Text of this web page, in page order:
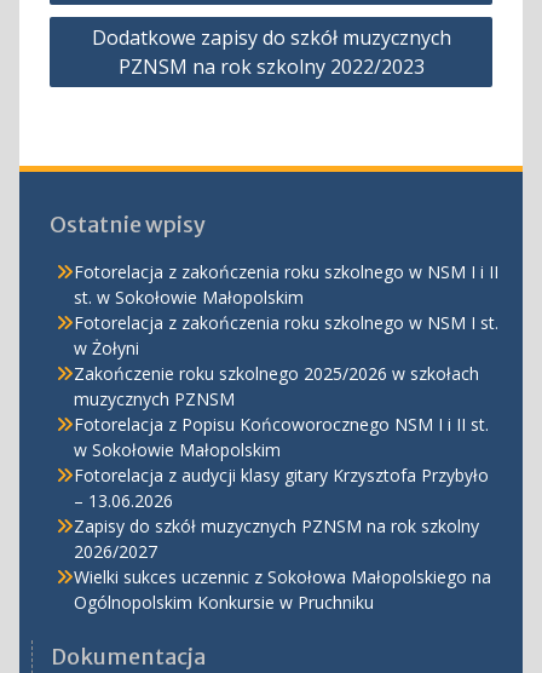
Dodatkowe zapisy do szkół muzycznych
PZNSM na rok szkolny 2022/2023
Ostatnie wpisy
Fotorelacja z zakończenia roku szkolnego w NSM I i II
st. w Sokołowie Małopolskim
Fotorelacja z zakończenia roku szkolnego w NSM I st.
w Żołyni
Zakończenie roku szkolnego 2025/2026 w szkołach
muzycznych PZNSM
Fotorelacja z Popisu Końcoworocznego NSM I i II st.
w Sokołowie Małopolskim
Fotorelacja z audycji klasy gitary Krzysztofa Przybyło
– 13.06.2026
Zapisy do szkół muzycznych PZNSM na rok szkolny
2026/2027
Wielki sukces uczennic z Sokołowa Małopolskiego na
Ogólnopolskim Konkursie w Pruchniku
Dokumentacja